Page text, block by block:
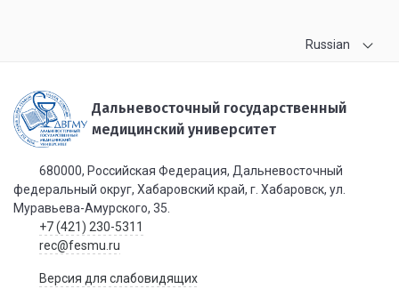
Russian
Дальневосточный государственный
медицинский университет
680000, Российская Федерация, Дальневосточный
федеральный округ, Хабаровский край, г. Хабаровск, ул.
Муравьева-Амурского, 35.
+7 (421) 230-5311
rec@fesmu.ru
Версия для слабовидящих